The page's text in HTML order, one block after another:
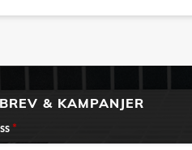
& KAMPANJER
*